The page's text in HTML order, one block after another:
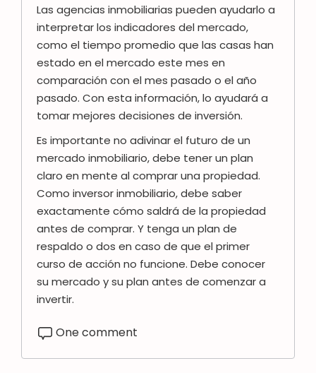
Las agencias inmobiliarias pueden ayudarlo a
interpretar los indicadores del mercado,
como el tiempo promedio que las casas han
estado en el mercado este mes en
comparación con el mes pasado o el año
pasado. Con esta información, lo ayudará a
tomar mejores decisiones de inversión.
Es importante no adivinar el futuro de un
mercado inmobiliario, debe tener un plan
claro en mente al comprar una propiedad.
Como inversor inmobiliario, debe saber
exactamente cómo saldrá de la propiedad
antes de comprar. Y tenga un plan de
respaldo o dos en caso de que el primer
curso de acción no funcione. Debe conocer
su mercado y su plan antes de comenzar a
invertir.
One comment